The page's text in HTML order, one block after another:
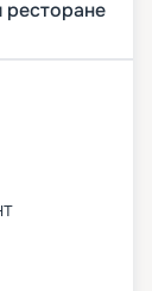
ресторане